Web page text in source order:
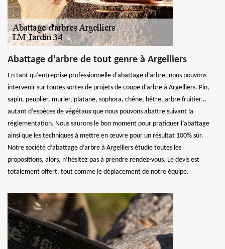
Abattage d’arbre de tout genre à Argelliers
En tant qu’entreprise professionnelle d’abattage d’arbre, nous pouvons
intervenir sur toutes sortes de projets de coupe d’arbre à Argelliers. Pin,
sapin, peuplier, murier, platane, sophora, chêne, hêtre, arbre fruitier…
autant d’espèces de végétaux que nous pouvons abattre suivant la
réglementation. Nous saurons le bon moment pour pratiquer l’abattage
ainsi que les techniques à mettre en œuvre pour un résultat 100% sûr.
Notre société d’abattage d’arbre à Argelliers étudie toutes les
propositions, alors, n’hésitez pas à prendre rendez-vous. Le devis est
totalement offert, tout comme le déplacement de notre équipe.